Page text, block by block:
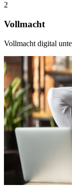
2
Vollmacht
Vollmacht digital